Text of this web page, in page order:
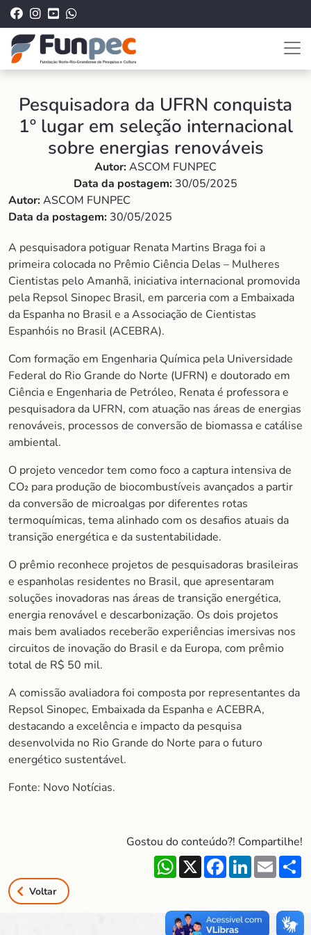
Pesquisadora da UFRN conquista
1º lugar em seleção internacional
sobre energias renováveis
Autor:ASCOM FUNPEC
Data da postagem: 30/05/2025
Autor:ASCOM FUNPEC
Data da postagem: 30/05/2025
A pesquisadora potiguar Renata Martins Braga foi a
primeira colocada no Prêmio Ciência Delas – Mulheres
Cientistas pelo Amanhã, iniciativa internacional promovida
pela Repsol Sinopec Brasil, em parceria com a Embaixada
da Espanha no Brasil e a Associação de Cientistas
Espanhóis no Brasil (ACEBRA).
Com formação em Engenharia Química pela Universidade
Federal do Rio Grande do Norte (UFRN) e doutorado em
Ciência e Engenharia de Petróleo, Renata é professora e
pesquisadora da UFRN, com atuação nas áreas de energias
renováveis, processos de conversão de biomassa e catálise
ambiental.
O projeto vencedor tem como foco a captura intensiva de
CO₂ para produção de biocombustíveis avançados a partir
da conversão de microalgas por diferentes rotas
termoquímicas, tema alinhado com os desafios atuais da
transição energética e da sustentabilidade.
O prêmio reconhece projetos de pesquisadoras brasileiras
e espanholas residentes no Brasil, que apresentaram
soluções inovadoras nas áreas de transição energética,
energia renovável e descarbonização. Os dois projetos
mais bem avaliados receberão experiências imersivas nos
circuitos de inovação do Brasil e da Europa, com prêmio
total de R$ 50 mil.
A comissão avaliadora foi composta por representantes da
Repsol Sinopec, Embaixada da Espanha e ACEBRA,
destacando a excelência e impacto da pesquisa
desenvolvida no Rio Grande do Norte para o futuro
energético sustentável.
Fonte: Novo Notícias.
Gostou do conteúdo?! Compartilhe!
WhatsApp
X FacebookLinkedIn
Email
Voltar